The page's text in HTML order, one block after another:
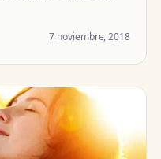
7 noviembre, 2018